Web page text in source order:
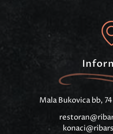
Mala Bukovica bb,